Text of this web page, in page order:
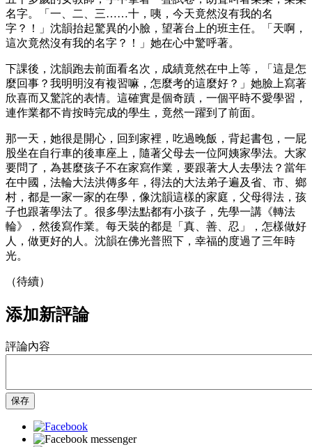
名字。「一、二、三……十，咦，今天竟然沒有我的名
字？！」沈韻抬起驚異的小臉，望著台上的班主任。「天啊，
這次竟然沒有我的名字？！」她在心中驚呼著。
下課後，沈韻跑去前面看名次，成績竟然在中上等，「這是怎
麼回事？我明明沒有複習嘛，怎麼考的這麼好？」她臉上寫著
欣喜而又驚詫的表情。這確實是個奇蹟，一個平時不愛學習，
連作業都不肯按時完成的學生，竟然一躍到了前面。
那一天，她很是開心，回到家裡，吃過晚飯，背起書包，一屁
股坐在自行車的後車座上，隨著父母去一位阿姨家學法。大家
要問了，為甚麼孩子不在家寫作業，要跟著大人去學法？當年
在中國，法輪大法洪傳多年，得法的大法弟子遍及省、市、鄉
村，都是一家一家的在學，像沈韻這樣的家庭，父母得法，孩
子也跟著學法了。很多學法點都有小孩子，先學一講《轉法
輪》，然後寫作業。每天裝的都是「真、善、忍」，怎樣做好
人，做更好的人。沈韻在佛光普照下，幸福的度過了三年時
光。
（待續）
添加新評論
評論內容
保存